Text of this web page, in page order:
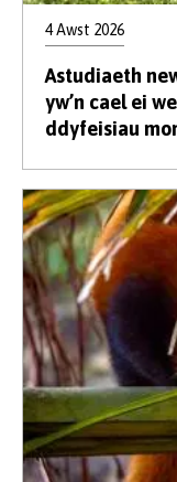
4 Awst 2026
Astudiaeth
yw’n cael ei
ddyfeisiau